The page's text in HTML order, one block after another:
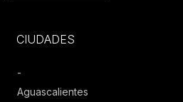
CIUDADES
-
Aguascalientes